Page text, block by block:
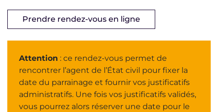
Prendre rendez-vous en ligne
Attention : ce rendez-vous permet de
rencontrer l’agent de l’État civil pour fixer la
date du parrainage et fournir vos justificatifs
administratifs. Une fois vos justificatifs validés,
vous pourrez alors réserver une date pour le